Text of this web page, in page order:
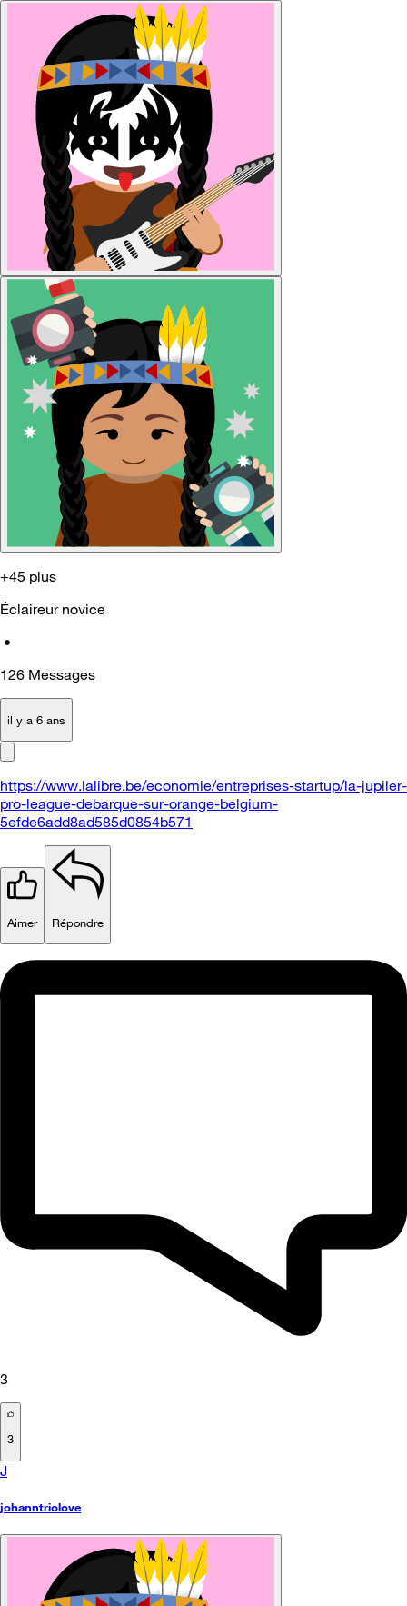
+45 plus
Éclaireur novice
•
126 Messages
il y a 6 ans
https://www.lalibre.be/economie/entreprises-startup/la-jupiler-
pro-league-debarque-sur-orange-belgium-
5efde6add8ad585d0854b571
Aimer Répondre
3
3
J
johanntriolove